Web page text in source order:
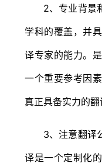
2、专业背景和
学科的覆盖，并
译专家的能力。
一个重要参考因
真正具备实力的翻
3、注意翻译公
译是一个定制化